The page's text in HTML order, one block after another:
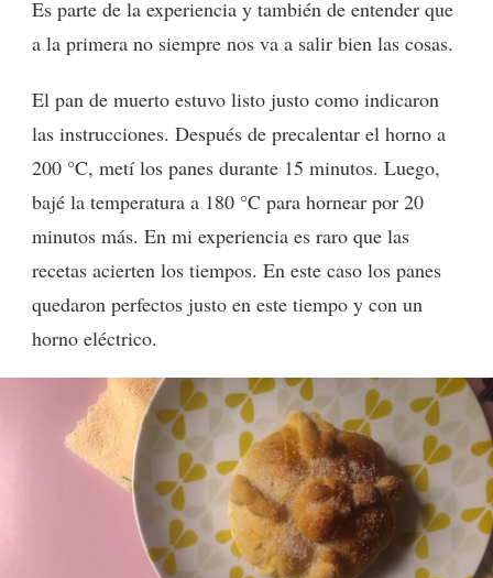
Es parte de la experiencia y también de entender que
a la primera no siempre nos va a salir bien las cosas.
El pan de muerto estuvo listo justo como indicaron
las instrucciones. Después de precalentar el horno a
200 °C, metí los panes durante 15 minutos. Luego,
bajé la temperatura a 180 °C para hornear por 20
minutos más. En mi experiencia es raro que las
recetas acierten los tiempos. En este caso los panes
quedaron perfectos justo en este tiempo y con un
horno eléctrico.